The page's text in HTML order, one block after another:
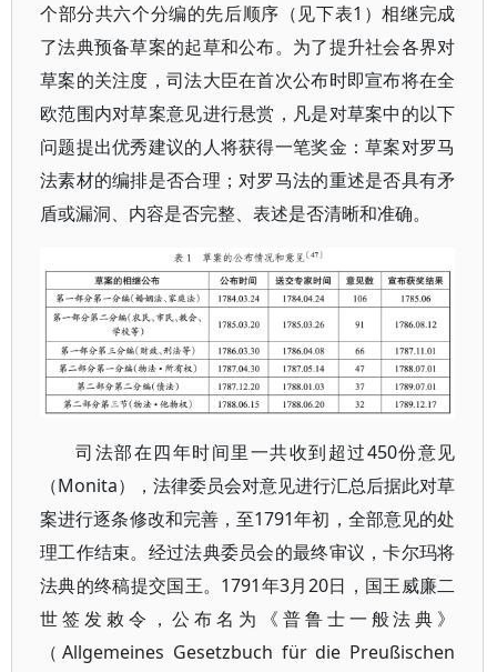
个部分共六个分编的先后顺序（见下表1）相继完成
了法典预备草案的起草和公布。为了提升社会各界对
草案的关注度，司法大臣在首次公布时即宣布将在全
欧范围内对草案意见进行悬赏，凡是对草案中的以下
问题提出优秀建议的人将获得一笔奖金：草案对罗马
法素材的编排是否合理；对罗马法的重述是否具有矛
盾或漏洞、内容是否完整、表述是否清晰和准确。
司法部在四年时间里一共收到超过450份意见
（Monita），法律委员会对意见进行汇总后据此对草
案进行逐条修改和完善，至1791年初，全部意见的处
理工作结束。经过法典委员会的最终审议，卡尔玛将
法典的终稿提交国王。1791年3月20日，国王威廉二
世签发敕令，公布名为《普鲁士一般法典》
（Allgemeines Gesetzbuch für die Preußischen